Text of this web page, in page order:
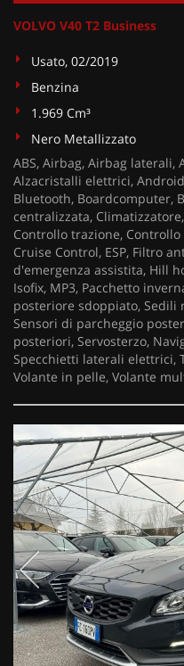
VOLVO V40 T2 Business
Usato, 02/2019
Benzina
1.969 Cm³
Nero Metallizzato
ABS, Airbag, Airbag laterali,
Alzacristalli elettrici,
Bluetooth, Boardcomputer,
centralizzata,
Controllo trazione,
Cruise Control, ESP, Filtro
d'emergenza assistita, Hill
Isofix, MP3, Pacchetto
posteriore sdoppiato, Sedili
Sensori di parcheggio
posteriori, Servosterzo,
Specchietti laterali elettrici,
Volante in pelle, Volante